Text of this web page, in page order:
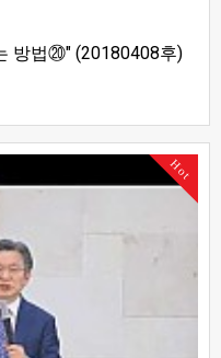
방법⑳" (20180408후)
Hot